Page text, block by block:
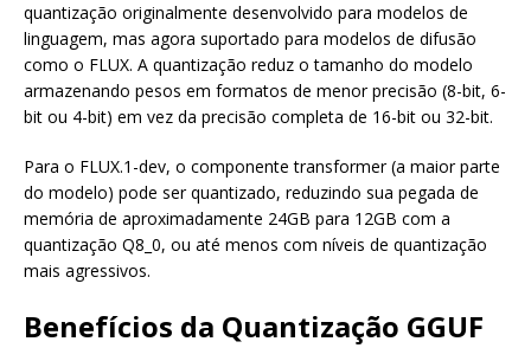
quantização originalmente desenvolvido para modelos de
linguagem, mas agora suportado para modelos de difusão
como o FLUX. A quantização reduz o tamanho do modelo
armazenando pesos em formatos de menor precisão (8-bit, 6-
bit ou 4-bit) em vez da precisão completa de 16-bit ou 32-bit.
Para o FLUX.1-dev, o componente transformer (a maior parte
do modelo) pode ser quantizado, reduzindo sua pegada de
memória de aproximadamente 24GB para 12GB com a
quantização Q8_0, ou até menos com níveis de quantização
mais agressivos.
Benefícios da Quantização GGUF